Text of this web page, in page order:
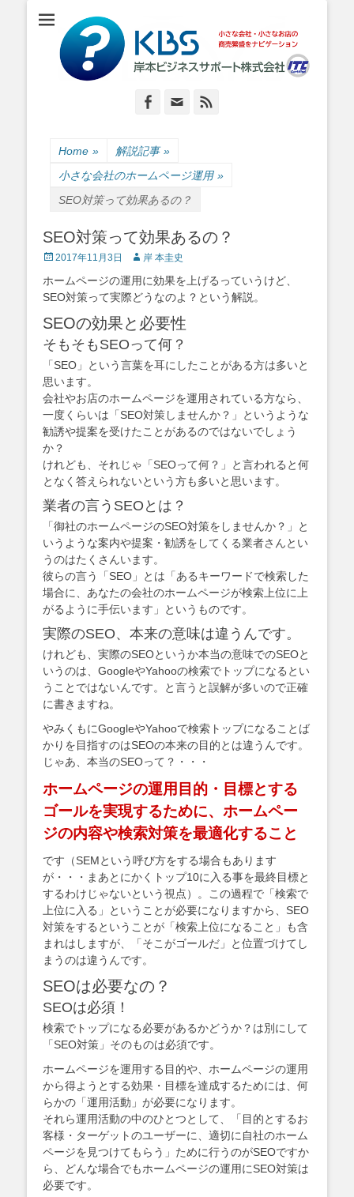
岸本ビジネスサポ
ート株式会社
小さな会社・小さなお店のIT経営をナビゲーション
Facebook
Email
Home » 解説記事 »
小さな会社のホームページ運用 »
SEO対策って効果あるの？
SEO対策って効果あるの？
Posted
2017年11月3日 Author
岸 本圭史
ホームページの運用に効果を上げるっていうけど、
SEO対策って実際どうなのよ？という解説。
SEOの効果と必要性
そもそもSEOって何？
「SEO」という言葉を耳にしたことがある方は多いと
思います。
会社やお店のホームページを運用されている方なら、
一度くらいは「SEO対策しませんか？」というような
勧誘や提案を受けたことがあるのではないでしょう
か？
けれども、それじゃ「SEOって何？」と言われると何
となく答えられないという方も多いと思います。
業者の言うSEOとは？
「御社のホームページのSEO対策をしませんか？」と
いうような案内や提案・勧誘をしてくる業者さんとい
うのはたくさんいます。
彼らの言う「SEO」とは「あるキーワードで検索した
場合に、あなたの会社のホームページが検索上位に上
がるように手伝います」というものです。
実際のSEO、本来の意味は違うんです。
けれども、実際のSEOというか本当の意味でのSEOと
いうのは、GoogleやYahooの検索でトップになるとい
うことではないんです。と言うと誤解が多いので正確
に書きますね。
やみくもにGoogleやYahooで検索トップになることば
かりを目指すのはSEOの本来の目的とは違うんです。
じゃあ、本当のSEOって？・・・
ホームページの運用目的・目標とする
ゴールを実現するために、ホームペー
ジの内容や検索対策を最適化すること
です（SEMという呼び方をする場合もあります
が・・・まあとにかくトップ10に入る事を最終目標と
するわけじゃないという視点）。この過程で「検索で
上位に入る」ということが必要になりますから、SEO
対策をするということが「検索上位になること」も含
まれはしますが、「そこがゴールだ」と位置づけてし
まうのは違うんです。
SEOは必要なの？
SEOは必須！
検索でトップになる必要があるかどうか？は別にして
「SEO対策」そのものは必須です。
ホームページを運用する目的や、ホームページの運用
から得ようとする効果・目標を達成するためには、何
らかの「運用活動」が必要になります。
それら運用活動の中のひとつとして、「目的とするお
客様・ターゲットのユーザーに、適切に自社のホーム
ページを見つけてもらう」ために行うのがSEOですか
ら、どんな場合でもホームページの運用にSEO対策は
必要です。